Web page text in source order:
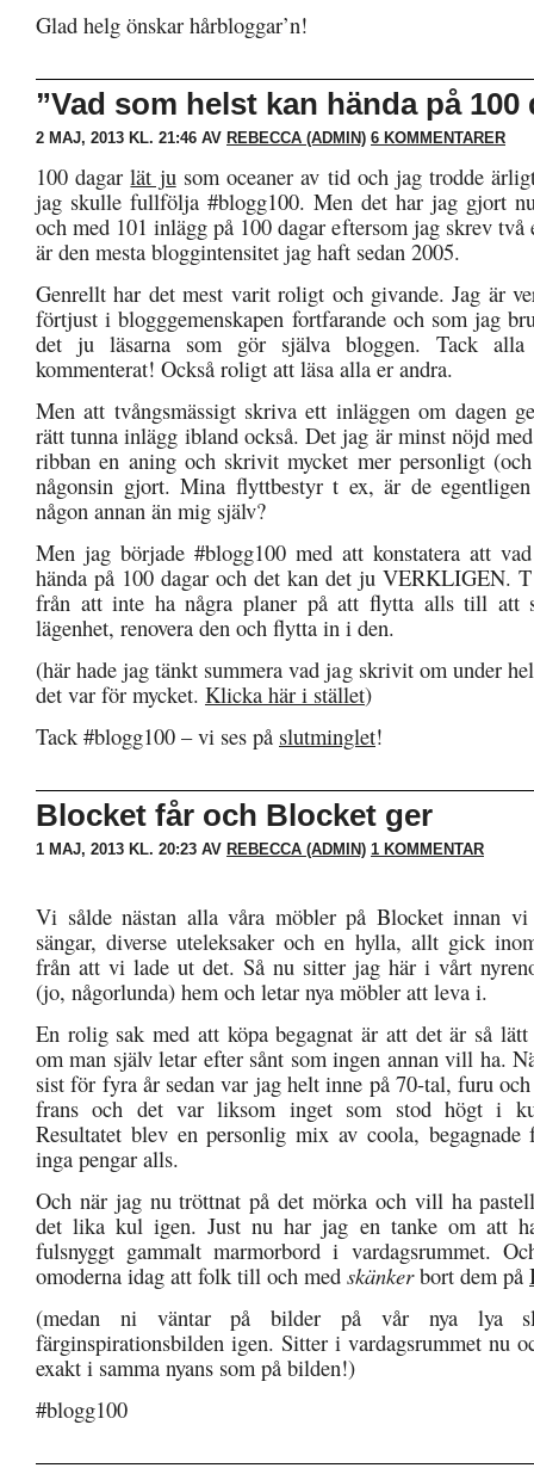
Glad helg önskar hårbloggar’n!
”Vad som helst kan hända på 100
2 MAJ, 2013 KL. 21:46 AV REBECCA (ADMIN) 6 KOMMENTARER
100 dagarlät ju som oceaner av tid och jag trodde
jag skulle fullfölja #blogg100. Men det har jag gjort
och med 101 inlägg på 100 dagar eftersom jag skrev två
är den mesta bloggintensitet jag haft sedan 2005.
Genrellt har det mest varit roligt och givande. Jag är
förtjust i blogggemenskapen fortfarande och som jag
det ju läsarna som gör själva bloggen. Tack
kommenterat! Också roligt att läsa alla er andra.
Men att tvångsmässigt skriva ett inläggen om dagen
rätt tunna inlägg ibland också. Det jag är minst nöjd
ribban en aning och skrivit mycket mer personligt
någonsin gjort. Mina flyttbestyr t ex, är de
någon annan än mig själv?
Men jag började #blogg100 med att konstatera att
hända på 100 dagar och det kan det ju VERKLIGEN.
från att inte ha några planer på att flytta alls till att
lägenhet, renovera den och flytta in i den.
(här hade jag tänkt summera vad jag skrivit om under
det var för mycket. Klicka här i stället)
Tack #blogg100 – vi ses på slutminglet!
Blocket får och Blocket ger
1 MAJ, 2013 KL. 20:23 AV REBECCA (ADMIN) 1 KOMMENTAR
Vi sålde nästan alla våra möbler på Blocket innan
sängar, diverse uteleksaker och en hylla, allt gick
från att vi lade ut det. Så nu sitter jag här i vårt
(jo, någorlunda) hem och letar nya möbler att leva i.
En rolig sak med att köpa begagnat är att det är så
om man själv letar efter sånt som ingen annan vill ha.
sist för fyra år sedan var jag helt inne på 70-tal, furu
frans och det var liksom inget som stod högt i
Resultatet blev en personlig mix av coola, begagnade
inga pengar alls.
Och när jag nu tröttnat på det mörka och vill ha
det lika kul igen. Just nu har jag en tanke om att
fulsnyggt gammalt marmorbord i vardagsrummet.
omoderna idag att folk till och med skänkerbort dem på
(medan ni väntar på bilder på vår nya lya
färginspirationsbilden igen. Sitter i vardagsrummet nu
exakt i samma nyans som på bilden!)
#blogg100